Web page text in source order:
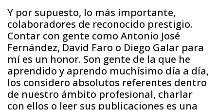
Y por supuesto, lo más importante,
colaboradores de reconocido prestigio.
Contar con gente como Antonio José
Fernández, David Faro o Diego Galar para
mí es un honor. Son gente de la que he
aprendido y aprendo muchísimo día a día,
los considero absolutos referentes dentro
de nuestro ámbito profesional, charlar
con ellos o leer sus publicaciones es una